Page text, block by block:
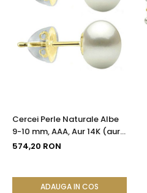
Cercei Perle Naturale Albe
9-10 mm, AAA, Aur 14K (aur
585), Tip Șurub cu Fluturași
574,20 RON
ADAUGA IN COS